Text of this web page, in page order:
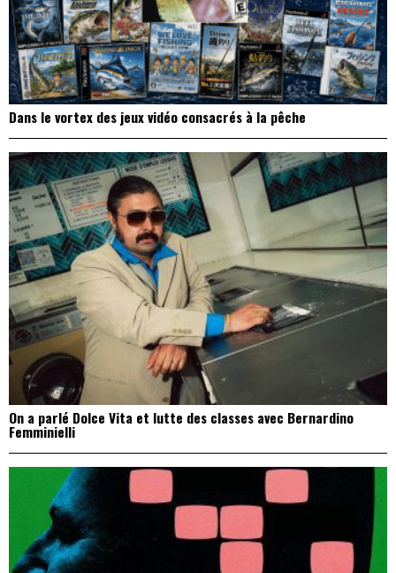
Dans le vortex des jeux vidéo consacrés à la pêche
On a parlé Dolce Vita et lutte des classes avec Bernardino
Femminielli